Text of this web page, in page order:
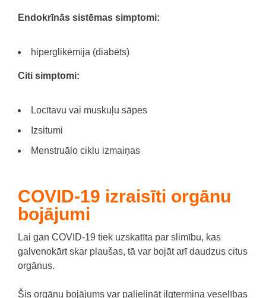
Endokrīnās sistēmas simptomi:
hiperglikēmija (diabēts)
Citi simptomi:
Locītavu vai muskuļu sāpes
Izsitumi
Menstruālo ciklu izmaiņas
COVID-19 izraisīti orgānu
bojājumi
Lai gan COVID-19 tiek uzskatīta par slimību, kas
galvenokārt skar plaušas, tā var bojāt arī daudzus citus
orgānus.
Šis orgānu bojājums var palielināt ilgtermiņa veselības